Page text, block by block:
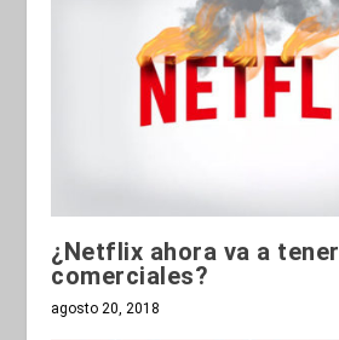
¿Netflix ahora va a tener
comerciales?
agosto 20, 2018